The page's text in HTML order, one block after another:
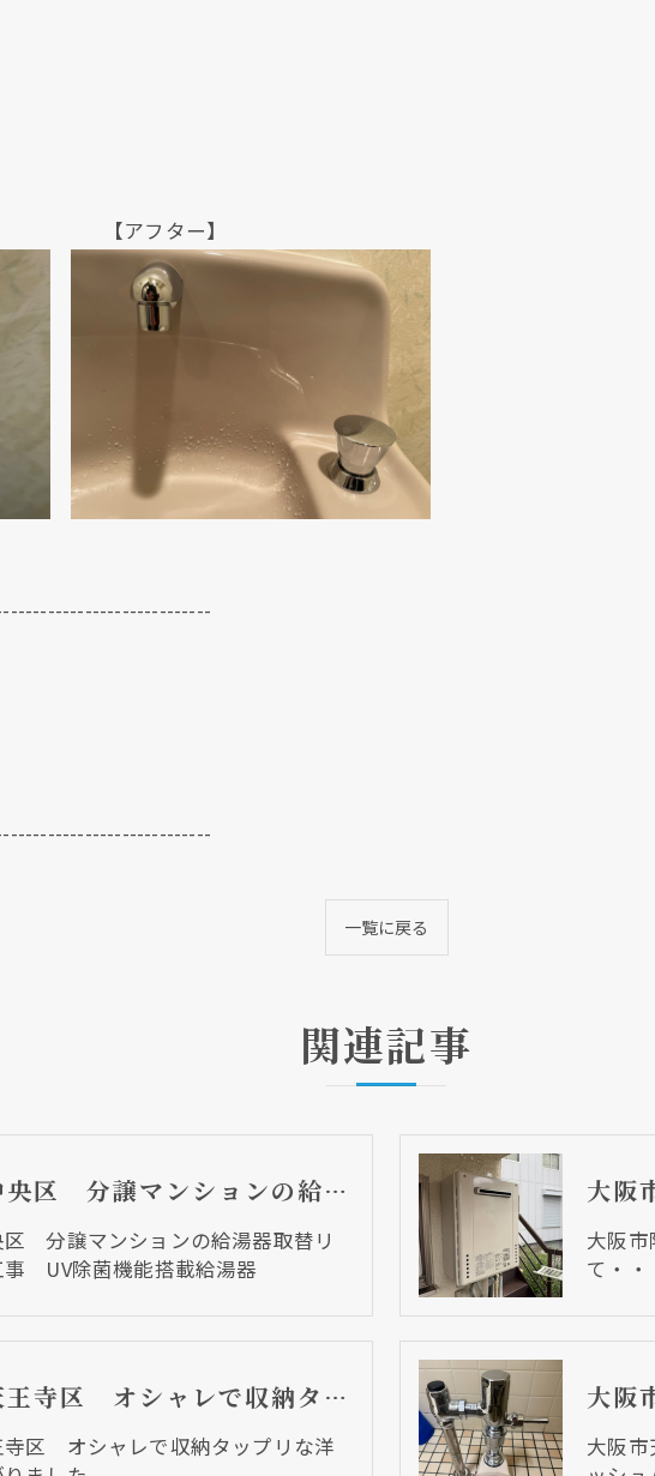
フター】
一覧に戻る
関連記事
大阪市中央区 分譲マンションの給湯器取替リフォーム工事 UV除菌機能搭載給湯器
区 分譲マンションの給湯器取替リ
事 UV除菌機能搭載給湯器
大阪
て・・
大阪市天王寺区 オシャレで収納タップリな洋室に仕上がりました
寺区 オシャレで収納タップリな洋
大阪